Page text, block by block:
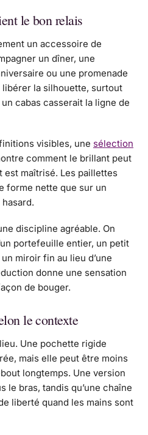
le bon relais
un accessoire de
un dîner, une
ou une promenade
la silhouette, surtout
cabas casserait la ligne de
visibles, une sélection
comment le brillant peut
maîtrisé. Les paillettes
forme nette que sur un
discipline agréable. On
portefeuille entier, un petit
miroir fin au lieu d’une
donne une sensation
de bouger.
le contexte
Une pochette rigide
mais elle peut être moins
longtemps. Une version
le bras, tandis qu’une chaîne
liberté quand les mains sont